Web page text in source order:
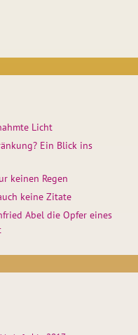
Licht
Ein Blick ins
keinen Regen
keine Zitate
Abel die Opfer eines